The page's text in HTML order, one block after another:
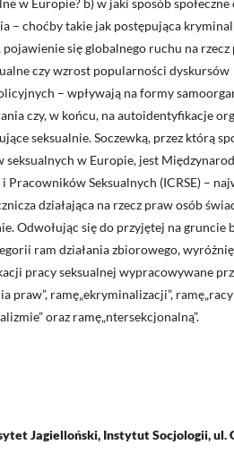
w Europie? b) w jaki sposób społeczne
– choćby takie jak postępująca
się globalnego ruchu na
czy wzrost popularności dyskursów
– wpływają na formy
czy, w końcu, na autoidentyfikacje
seksualnie. Soczewką, przez którą
w Europie, jest
Pracowników Seksualnych (ICRSE) –
działająca na rzecz praw osób
Odwołując się do przyjętej na gruncie
ram działania zbiorowego,
pracy seksualnej wypracowywane
praw”, ramę„ekryminalizacji”,
oraz ramę„ntersekcjonalną”.
Jagielloński, Instytut Socjologii, ul.